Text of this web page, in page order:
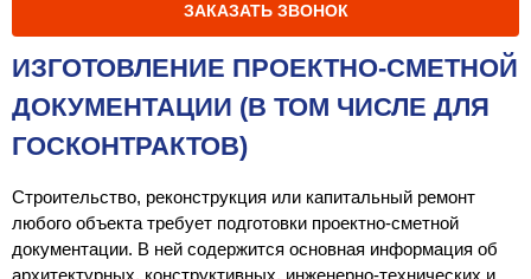
ЗАКАЗАТЬ ЗВОНОК
ИЗГОТОВЛЕНИЕ ПРОЕКТНО-СМЕТНОЙ
ДОКУМЕНТАЦИИ (В ТОМ ЧИСЛЕ ДЛЯ
ГОСКОНТРАКТОВ)
Строительство, реконструкция или капитальный ремонт
любого объекта требует подготовки проектно-сметной
документации. В ней содержится основная информация об